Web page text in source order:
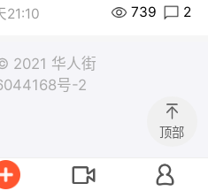
21:10 739 2
2021 华人街
号-2
顶部